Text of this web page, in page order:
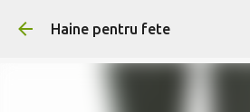
Treceți la conținutul
Haine pentru fete